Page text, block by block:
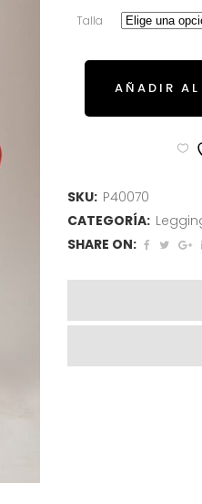
Talla
AÑADIR
SKU: P40070
CATEGORÍA:
SHARE ON: